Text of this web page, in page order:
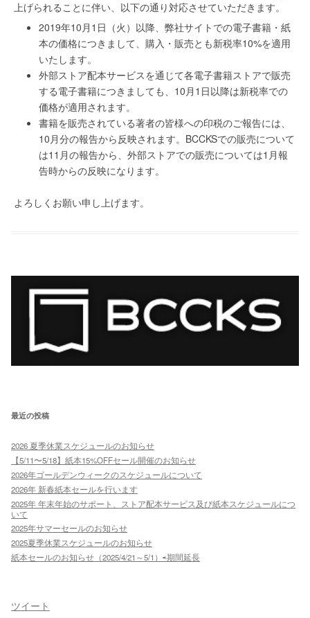
上げられることに伴い、以下の通り対応させていただきます。
2019年10月1日（火）以降、弊社サイトでの電子書籍・紙
本の価格につきまして、購入・販売とも新税率10%を適用
いたします。
外部ストア配本サービスを通じて各電子書籍ストアで販売
する電子書籍につきましても、10月1日以降は新税率での
価格が適用されます。
書籍を販売されている著者の皆様への印税のご報告には、
10月分の報告から反映されます。BCCKSでの販売について
は11月の報告から、外部ストアでの販売については1月報
告時からの反映になります。
よろしくお願い申し上げます。
最近の投稿
2026 夏季休業スケジュールのお知らせ
【5/11〜5/18】紙本15%OFFセール開催のお知らせ
2026年ゴールデンウィークのスケジュールについて
2026年 新春紙本セールを行います
2025年 年末年始のサポート、ストア配本サービス及び紙本スケジュールにつ
いて
2025年サマーセールのお知らせ
2025夏季休業スケジュールのお知らせ
紙本セールのお知らせ（2025/4/21～5/1）⇨期間延長
ツイート